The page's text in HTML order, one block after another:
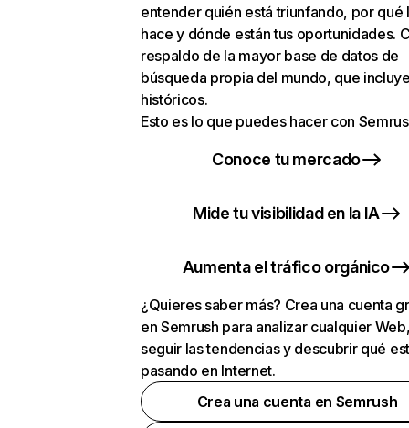
entender quién está triunfando, por qué
hace y dónde están tus oportunidades.
respaldo de la mayor base de datos de
búsqueda propia del mundo, que
históricos.
Esto es lo que puedes hacer con
Conoce tu mercado
Mide tu visibilidad en la IA
Aumenta el tráfico orgánico
¿Quieres saber más? Crea una cuenta
en Semrush para analizar cualquier
seguir las tendencias y descubrir qué
pasando en Internet.
Crea una cuenta en Semrush